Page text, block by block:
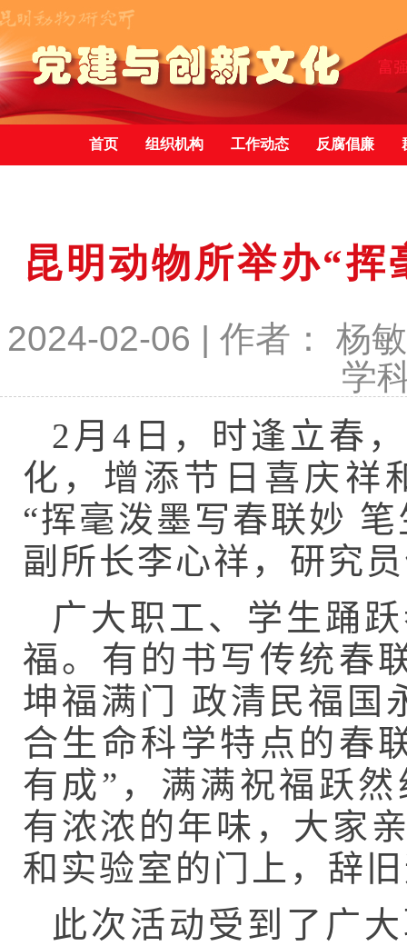
首页 组织机构 工作动态 反腐倡廉
昆明动物所举办“
2024-02-06 | 作者： 杨
学
2 月 4 日，时逢立春
化，增添节日喜庆祥
“挥毫泼墨写春联妙
副所长李心祥，研究
广大职工、学生踊
福。有的书写传统春
坤福满门 政清民福国
合生命科学特点的春
有成”，满满祝福跃
有浓浓的年味，大家
和实验室的门上，辞
此次活动受到了广